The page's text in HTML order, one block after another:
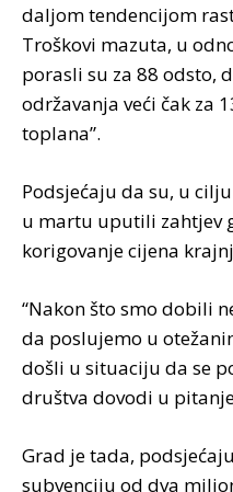
daljom tendencijom
Troškovi mazuta, u
porasli su za 88 odsto,
održavanja veći čak za
toplana”.
Podsjećaju da su, u
u martu uputili zahtjev
korigovanje cijena
“Nakon što smo dobili
da poslujemo u
došli u situaciju da se
društva dovodi u
Grad je tada,
subvenciju od dva